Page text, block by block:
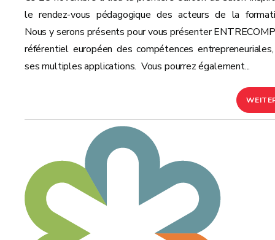
le rendez-vous pédagogique des acteurs de la
Nous y serons présents pour vous présenter
référentiel européen des compétences
ses multiples applications. Vous pourrez également...